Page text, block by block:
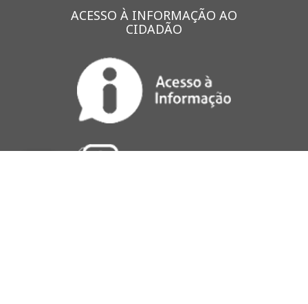
ACESSO À INFORMAÇÃO AO
CIDADÃO